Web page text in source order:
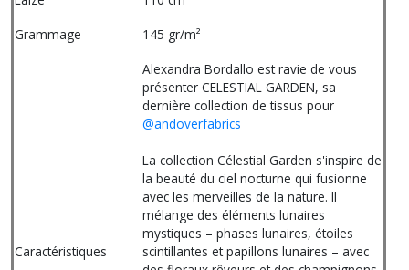
Grammage
145 gr/m²
Caractéristiques
Alexandra Bordallo est ravie de vous
présenter CELESTIAL GARDEN, sa
dernière collection de tissus pour
@andoverfabrics
La collection Célestial Garden s'inspire de
la beauté du ciel nocturne qui fusionne
avec les merveilles de la nature. Il
mélange des éléments lunaires
mystiques – phases lunaires, étoiles
scintillantes et papillons lunaires – avec